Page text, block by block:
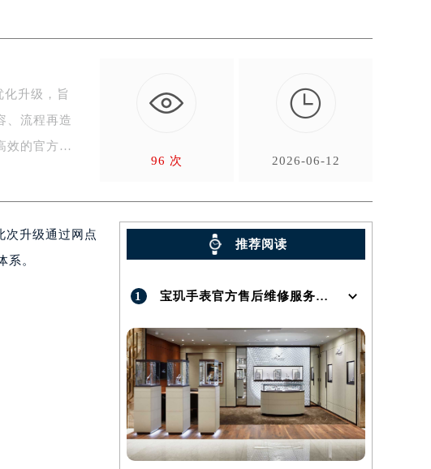
预约）
预约）
升级，旨
、流程再造
效的官方售
96 次

2026-06-12
次升级通过网点
系。
推荐阅读
1 宝玑手表官方售后维修服务点地址在哪呢？